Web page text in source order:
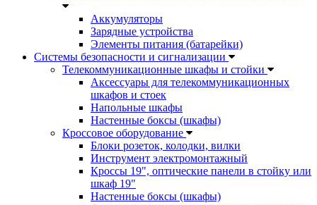
Аккумуляторы
Зарядные устройства
Элементы питания (батарейки)
Системы безопасности и сигнализации
Телекоммуникационные шкафы и стойки
Аксессуары для телекоммуникационных
шкафов и стоек
Напольные шкафы
Настенные боксы (шкафы)
Кроссовое оборудование
Блоки розеток, колодки, вилки
Инструмент электромонтажный
Кроссы 19", оптические панели в стойку или
шкаф 19"
Настенные боксы (шкафы)